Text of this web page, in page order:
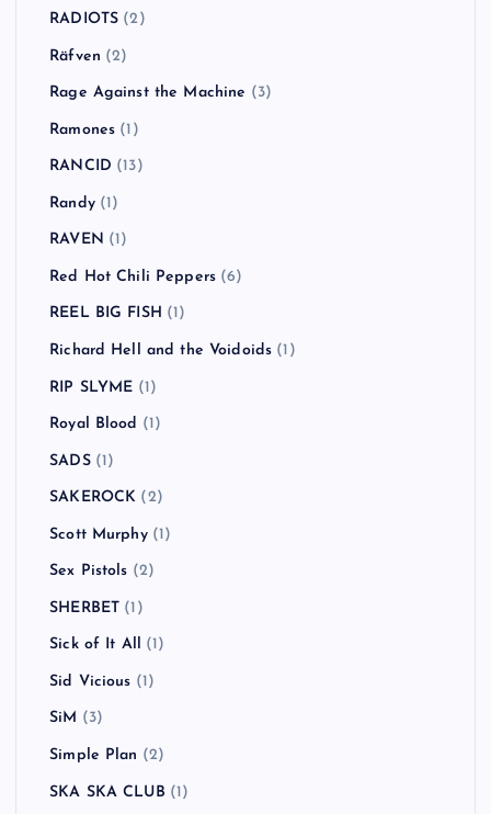
RADIOTS (2)
Räfven (2)
Rage Against the Machine (3)
Ramones (1)
RANCID (13)
Randy(1)
RAVEN (1)
Red Hot Chili Peppers (6)
REEL BIG FISH (1)
Richard Hell and the Voidoids (1)
RIP SLYME (1)
Royal Blood (1)
SADS(1)
SAKEROCK (2)
Scott Murphy(1)
Sex Pistols (2)
SHERBET (1)
Sick of It All (1)
Sid Vicious (1)
SiM (3)
Simple Plan (2)
SKA SKA CLUB (1)